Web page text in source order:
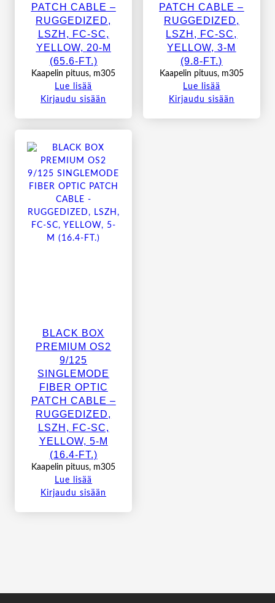
PATCH CABLE –
RUGGEDIZED,
LSZH, FC-SC,
YELLOW, 20-M
(65.6-FT.)
Kaapelin pituus, m305
Lue lisää
Kirjaudu sisään
PATCH CABLE –
RUGGEDIZED,
LSZH, FC-SC,
YELLOW, 3-M
(9.8-FT.)
Kaapelin pituus, m305
Lue lisää
Kirjaudu sisään
BLACK BOX
PREMIUM OS2
9/125
SINGLEMODE
FIBER OPTIC
PATCH CABLE –
RUGGEDIZED,
LSZH, FC-SC,
YELLOW, 5-M
(16.4-FT.)
Kaapelin pituus, m305
Lue lisää
Kirjaudu sisään